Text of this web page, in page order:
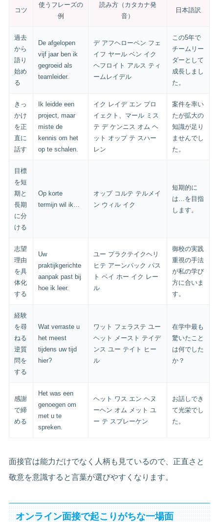
コツ
使うフレーズの
例
読み方（カタカナ発
音）
日本語訳
過去
から
語り
始め
る
De afgelopen
vijf jaar ben ik
gegroeid als
teamleider.
デ アフヘローペン フェ
イフ ヤール ベン イク
ヘフロイト アルス ティ
ームレイデル
この5年で
チームリー
ダーとして
成長しまし
た。
きっ
かけ
を正
直に
話す
Ik leidde een
project, maar
miste de
kennis om het
op te schalen.
イク レイデ エン プロ
イェクト、マール ミス
テ デ ケンニス オム ヘ
ット オップ テ スハー
レン
案件を率い
たが拡大の
知識が足り
ませんでし
た。
目標
を短
期と
長期
に分
ける
Op korte
termijn wil ik…
オップ コルテ テルメイ
ン ウィル イク
短期的に
は…を目指
します。
志望
理由
を具
体化
する
Uw
praktijkgerichte
aanpak past bij
hoe ik leer.
ユー プラクテイクヘリ
ヒテ アーンパック パス
ト ベイ ホー イク レー
ル
御校の実践
重視の手法
が私の学び
方に合いま
す。
経験
を尋
ねる
逆質
問を
する
Wat verraste u
het meest
tijdens uw tijd
hier?
ワット フェラステ ユー
ヘット メースト テイデ
ンス ユー テイト ヒー
ル
在学中最も
驚いたこと
は何でした
か？
感謝
で締
める
Het was een
genoegen om
met u te
spreken.
ヘット ワス エン ヘヌ
ーヘン オム メット ユ
ー テ スプレーケン
お話しでき
て光栄でし
た。
面接官は能力だけでなく人柄も見ているので、正直さと
敬意を意識すると言葉が選びやすくなります。
オンライン面接で起こりがちな一場面